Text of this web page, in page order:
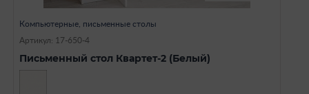
Компьютерные, письменные столы
Артикул: 17-650-4
Письменный стол Квартет-2 (Белый)